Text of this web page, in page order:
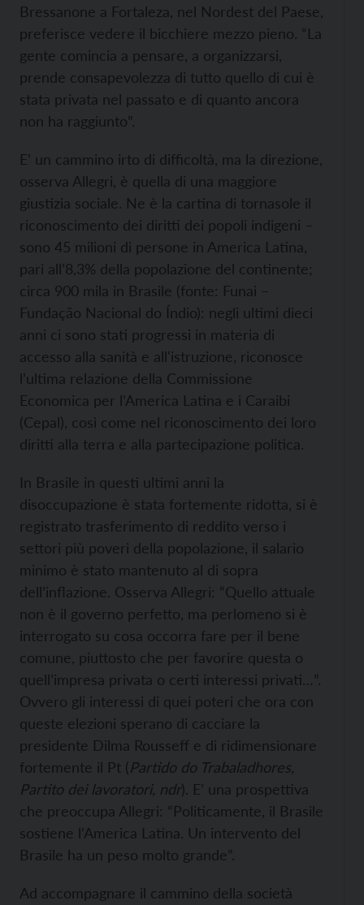
Bressanone a Fortaleza, nel Nordest del Paese,
preferisce vedere il bicchiere mezzo pieno. “La
gente comincia a pensare, a organizzarsi,
prende consapevolezza di tutto quello di cui è
stata privata nel passato e di quanto ancora
non ha raggiunto”.
E’ un cammino irto di difficoltà, ma la direzione,
osserva Allegri, è quella di una maggiore
giustizia sociale. Ne è la cartina di tornasole il
riconoscimento dei diritti dei popoli indigeni –
sono 45 milioni di persone in America Latina,
pari all’8,3% della popolazione del continente;
circa 900 mila in Brasile (fonte: Funai –
Fundação Nacional do Índio): negli ultimi dieci
anni ci sono stati progressi in materia di
accesso alla sanità e all'istruzione, riconosce
l’ultima relazione della Commissione
Economica per l’America Latina e i Caraibi
(Cepal), così come nel riconoscimento dei loro
diritti alla terra e alla partecipazione politica.
In Brasile in questi ultimi anni la
disoccupazione è stata fortemente ridotta, si è
registrato trasferimento di reddito verso i
settori più poveri della popolazione, il salario
minimo è stato mantenuto al di sopra
dell’inflazione. Osserva Allegri: “Quello attuale
non è il governo perfetto, ma perlomeno si è
interrogato su cosa occorra fare per il bene
comune, piuttosto che per favorire questa o
quell’impresa privata o certi interessi privati…”.
Ovvero gli interessi di quei poteri che ora con
queste elezioni sperano di cacciare la
presidente Dilma Rousseff e di ridimensionare
fortemente il Pt (Partido do Trabaladhores,
Partito dei lavoratori, ndr). E’ una prospettiva
che preoccupa Allegri: “Politicamente, il Brasile
sostiene l’America Latina. Un intervento del
Brasile ha un peso molto grande”.
Ad accompagnare il cammino della società